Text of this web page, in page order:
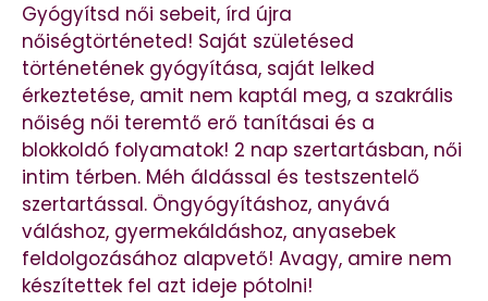
Gyógyítsd női sebeit, írd újra
nőiségtörténeted! Saját születésed
történetének gyógyítása, saját lelked
érkeztetése, amit nem kaptál meg, a szakrális
nőiség női teremtő erő tanításai és a
blokkoldó folyamatok! 2 nap szertartásban, női
intim térben. Méh áldással és testszentelő
szertartással. Öngyógyításhoz, anyává
váláshoz, gyermekáldáshoz, anyasebek
feldolgozásához alapvető! Avagy, amire nem
készítettek fel azt ideje pótolni!